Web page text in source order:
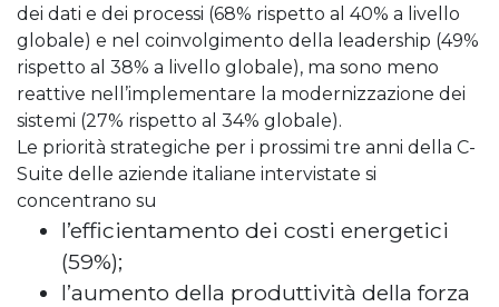
dei dati e dei processi (68% rispetto al 40% a livello
globale) e nel coinvolgimento della leadership (49%
rispetto al 38% a livello globale), ma sono meno
reattive nell’implementare la modernizzazione dei
sistemi (27% rispetto al 34% globale).
Le priorità strategiche per i prossimi tre anni della C-
Suite delle aziende italiane intervistate si
concentrano su
l’efficientamento dei costi energetici
(59%);
l’aumento della produttività della forza